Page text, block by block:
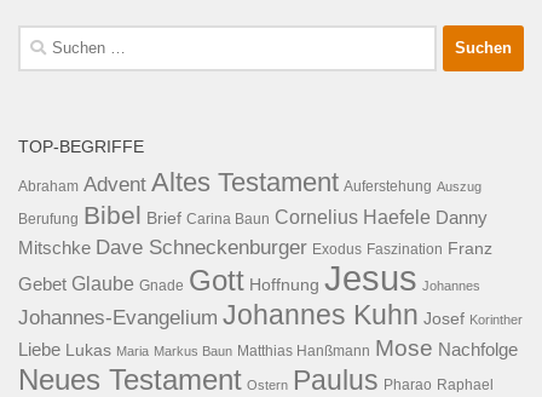
Suche
nach:
TOP-BEGRIFFE
Abraham Advent Altes Testament Auferstehung Auszug
Berufung Bibel Brief Carina Baun Cornelius Haefele Danny
Mitschke Dave Schneckenburger Exodus Faszination Franz
Gebet Glaube Gnade Gott Hoffnung Jesus Johannes
Johannes-Evangelium Johannes Kuhn Josef Korinther
Liebe Lukas Maria Markus Baun Matthias Hanßmann Mose Nachfolge
Neues Testament Ostern Paulus Pharao Raphael